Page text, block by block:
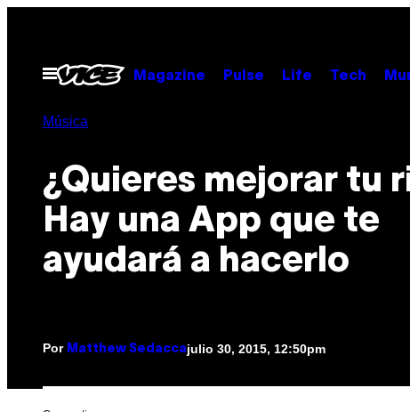
contenido
Abrir
Menú
Magazine Pulse Life Tech
Música
¿Quieres mejorar tu
Hay una App que te
ayudará a hacerlo
Por Matthew Sedaccajulio 30, 2015, 12:50pm